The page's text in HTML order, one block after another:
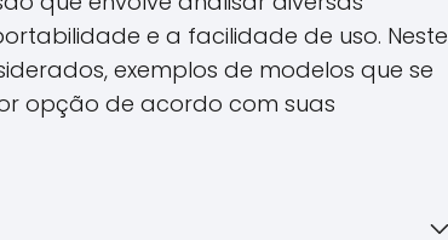
e a facilidade de uso. Neste
exemplos de modelos que se
opção de acordo com suas